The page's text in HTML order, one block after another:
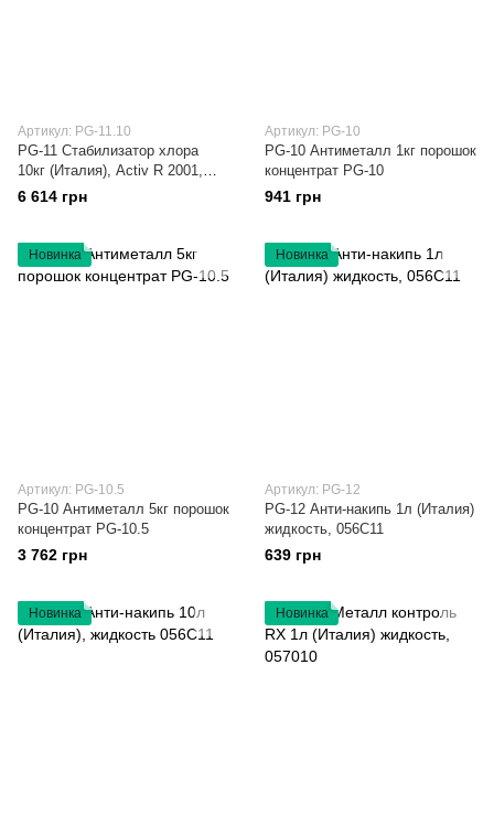
Артикул: PG-11.10
PG-11 Стабилизатор хлора
10кг (Италия), Activ R 2001,
циануровая кислота с
активатором 220604010 PG-
6 614 грн
Артикул: PG-10
PG-10 Антиметалл 1кг порошок
концентрат PG-10
941 грн
Новинка
Артикул: PG-10.5
PG-10 Антиметалл 5кг порошок
концентрат PG-10.5
3 762 грн
Новинка
Артикул: PG-12
PG-12 Анти-накипь 1л (Италия)
жидкость, 056C11
639 грн
Новинка Новинка